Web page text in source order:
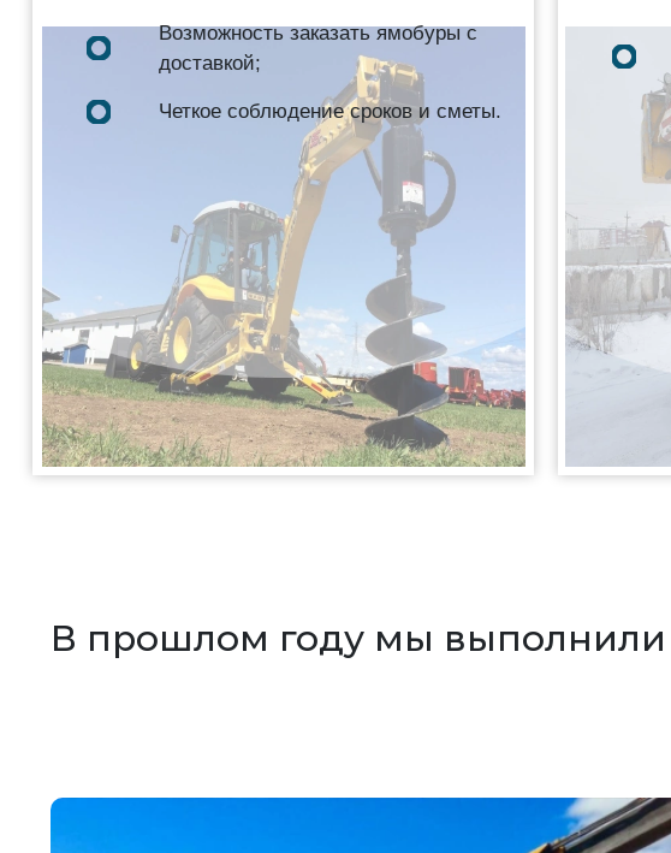
Возможность заказать ямобуры с
доставкой;
Четкое соблюдение сроков и сметы.
В прошлом году мы выполнили